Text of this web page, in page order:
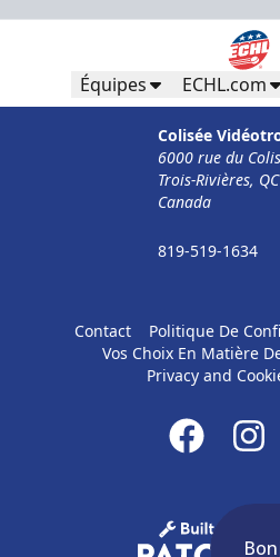
Équipes ECHL.com
Colisée
6000 rue du
Trois-Rivières,
Canada
819-519-1634
Contact Politique De
Vos Choix En Matière
Privacy and